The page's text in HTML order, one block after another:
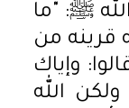
ﷺ: "ما
قرينه من
وإياك
الله